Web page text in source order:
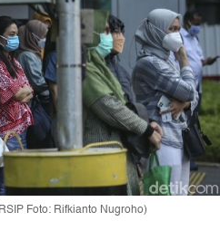
Foto: Rifkianto Nugroho)